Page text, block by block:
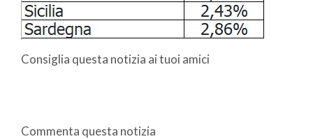
Consiglia questa notizia ai tuoi amici
Commenta questa notizia